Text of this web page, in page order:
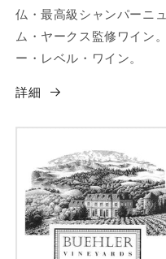
仏・最高級シャンパーニ
ム・ヤークス監修ワイン
ー・レベル・ワイン。
詳細